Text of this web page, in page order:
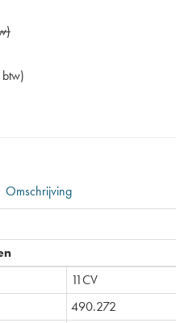
)
)
Omschrijving
11CV
490.272